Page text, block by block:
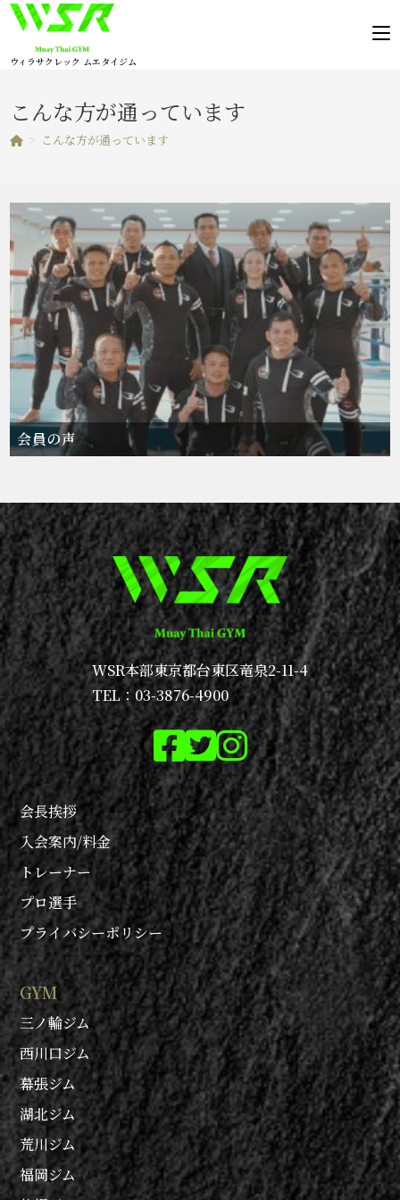
コ
ス
プ
ウィラサクレック ムエタイジム
こんな方が通っています
> こんな方が通っています
会員の声
WSR本部東京都台東区竜泉2-11-4
TEL：03-3876-4900
会長挨拶
入会案内/料金
トレーナー
プロ選手
プライバシーポリシー
GYM
三ノ輪ジム
西川口ジム
幕張ジム
湖北ジム
荒川ジム
福岡ジム